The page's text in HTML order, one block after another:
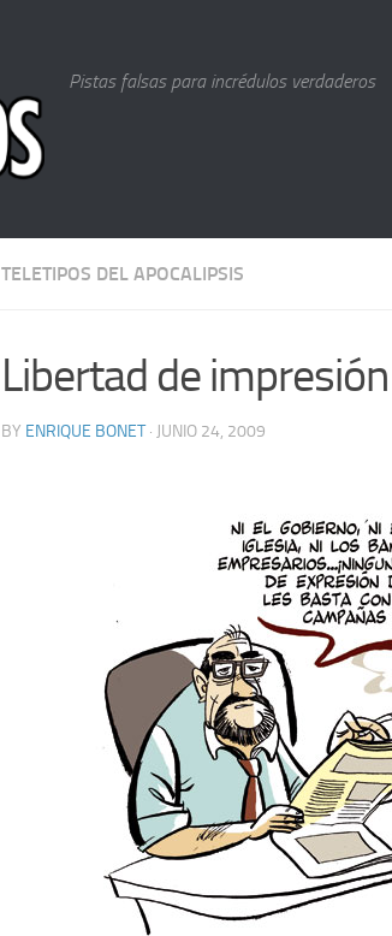
Pistas falsas para incrédulos verdaderos
TELETIPOS DEL APOCALIPSIS
Libertad de impresión
BY ENRIQUE BONET· JUNIO 24, 2009